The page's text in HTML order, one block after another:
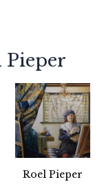
Pieper
Roel Pieper